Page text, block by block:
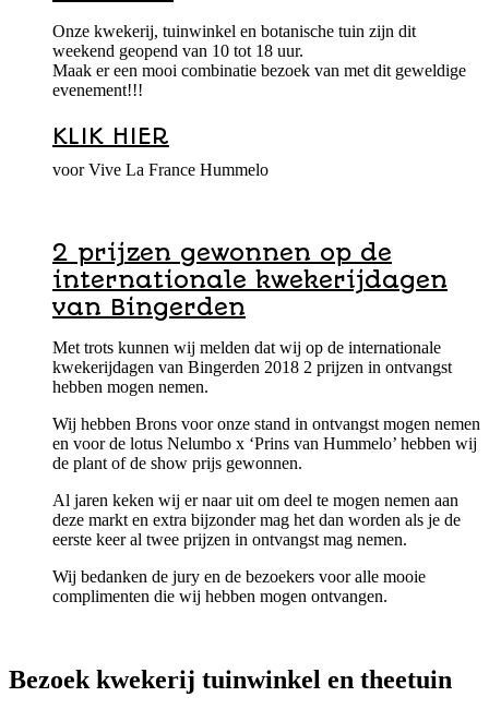
Onze kwekerij, tuinwinkel en botanische tuin zijn dit
weekend geopend van 10 tot 18 uur.
Maak er een mooi combinatie bezoek van met dit geweldige
evenement!!!
KLIK HIER
voor Vive La France Hummelo
2 prijzen gewonnen op de
internationale kwekerijdagen
van Bingerden
Met trots kunnen wij melden dat wij op de internationale
kwekerijdagen van Bingerden 2018 2 prijzen in ontvangst
hebben mogen nemen.
Wij hebben Brons voor onze stand in ontvangst mogen nemen
en voor de lotus Nelumbo x ‘Prins van Hummelo’ hebben wij
de plant of de show prijs gewonnen.
Al jaren keken wij er naar uit om deel te mogen nemen aan
deze markt en extra bijzonder mag het dan worden als je de
eerste keer al twee prijzen in ontvangst mag nemen.
Wij bedanken de jury en de bezoekers voor alle mooie
complimenten die wij hebben mogen ontvangen.
Bezoek kwekerij tuinwinkel en theetuin